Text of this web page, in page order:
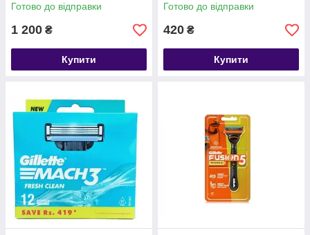
Готово до відправки
1 200 ₴
Купити
Готово до відправки
420 ₴
Купити